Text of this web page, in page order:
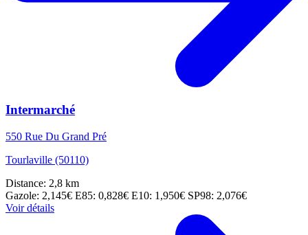
Intermarché
550 Rue Du Grand Pré
Tourlaville (50110)
Distance: 2,8 km
Gazole: 2,145€ E85: 0,828€ E10: 1,950€ SP98: 2,076€
Voir détails